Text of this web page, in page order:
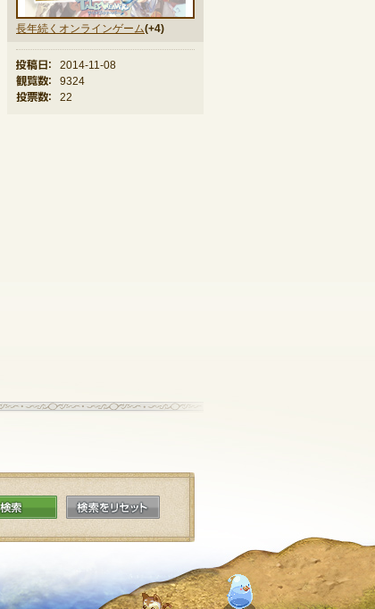
長年続くオンラインゲーム(+4)
投稿日：
2014-11-08
観覧数：
9324
投票数：
22
検索 検索をリセット